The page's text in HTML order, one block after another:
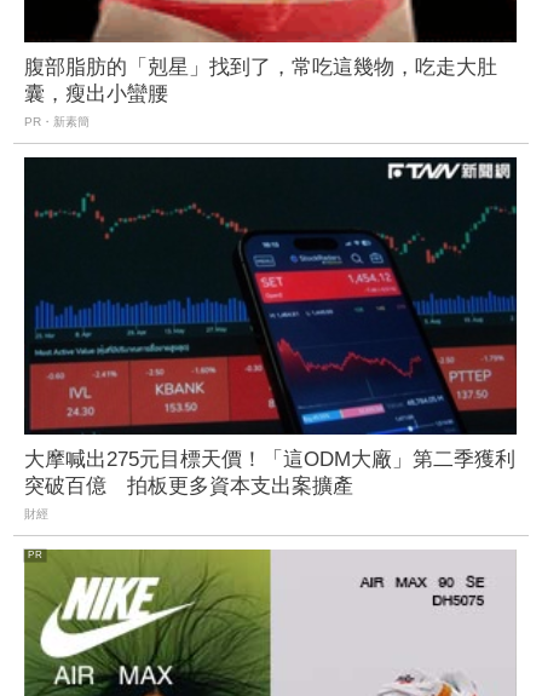
腹部脂肪的「剋星」找到了，常吃這幾物，吃走大肚
囊，瘦出小蠻腰
PR・新素簡
大摩喊出275元目標天價！「這ODM大廠」第二季獲利
突破百億 拍板更多資本支出案擴產
財經